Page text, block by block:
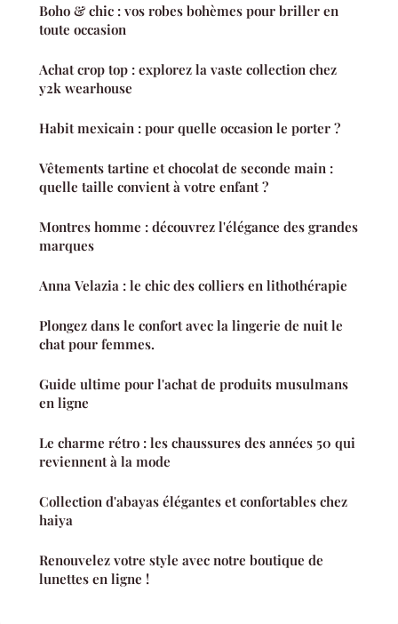
Boho & chic : vos robes bohèmes pour briller en
toute occasion
Achat crop top : explorez la vaste collection chez
y2k wearhouse
Habit mexicain : pour quelle occasion le porter ?
Vêtements tartine et chocolat de seconde main :
quelle taille convient à votre enfant ?
Montres homme : découvrez l'élégance des grandes
marques
Anna Velazia : le chic des colliers en lithothérapie
Plongez dans le confort avec la lingerie de nuit le
chat pour femmes.
Guide ultime pour l'achat de produits musulmans
en ligne
Le charme rétro : les chaussures des années 50 qui
reviennent à la mode
Collection d'abayas élégantes et confortables chez
haiya
Renouvelez votre style avec notre boutique de
lunettes en ligne !